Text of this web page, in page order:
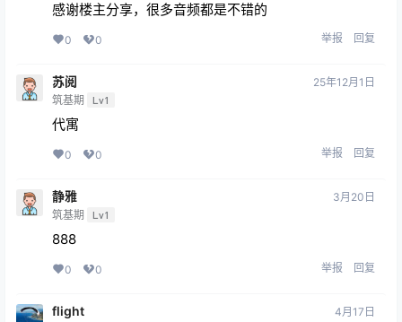
感谢楼主分享，很多音频都是不错的
0 0 举报 回复
苏阅
筑基期 Lv1
25年12月1日
代寓
0 0 举报 回复
静雅
筑基期 Lv1
3月20日
888
0 0 举报 回复
flight 4月17日